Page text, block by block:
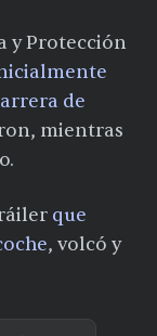
y Protección
de
mientras
que
, volcó y